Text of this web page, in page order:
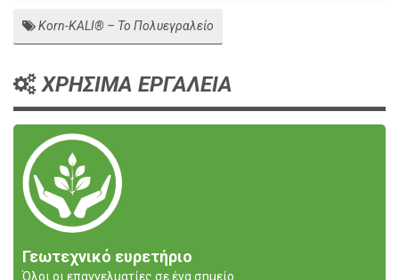
Korn-KALI® – Το Πολυεγραλείο
ΧΡΗΣΙΜΑ ΕΡΓΑΛΕΙΑ
Γεωτεχνικό ευρετήριο
Όλοι οι επαγγελματίες σε ένα σημείο